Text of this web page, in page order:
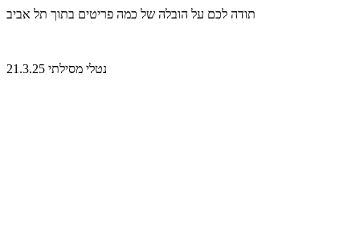
תודה לכם על הובלה של כמה פריטים בתוך תל אביב
נטלי מסילתי 21.3.25